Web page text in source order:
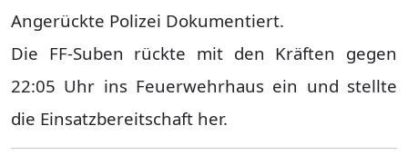
Angerückte Polizei Dokumentiert.
Die FF-Suben rückte mit den Kräften gegen
22:05 Uhr ins Feuerwehrhaus ein und stellte
die Einsatzbereitschaft her.